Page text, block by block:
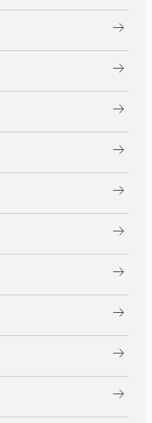
arrow_right_alt
arrow_right_alt
arrow_right_alt
arrow_right_alt
arrow_right_alt
arrow_right_alt
arrow_right_alt
arrow_right_alt
arrow_right_alt
arrow_right_alt